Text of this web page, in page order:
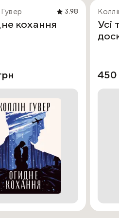
3.98
кохання
Усі
450